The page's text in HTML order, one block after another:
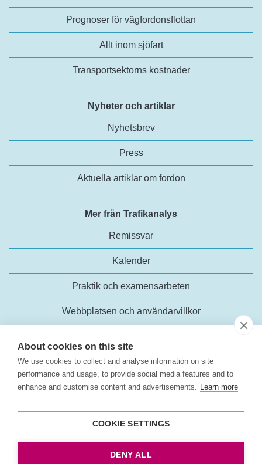
About cookies on this site
We use cookies to collect and analyse information on site
performance and usage, to provide social media features and to
enhance and customise content and advertisements. Learn more
COOKIE SETTINGS
DENY ALL
Prognoser för vägfordonsflottan
Allt inom sjöfart
Transportsektorns kostnader
Nyheter och artiklar
Nyhetsbrev
Press
Aktuella artiklar om fordon
Mer från Trafikanalys
Remissvar
Kalender
Praktik och examensarbeten
Webbplatsen och användarvillkor
Rosenlundsgatan 54
118 63 Stockholm
+46 (0)10-414 42 00